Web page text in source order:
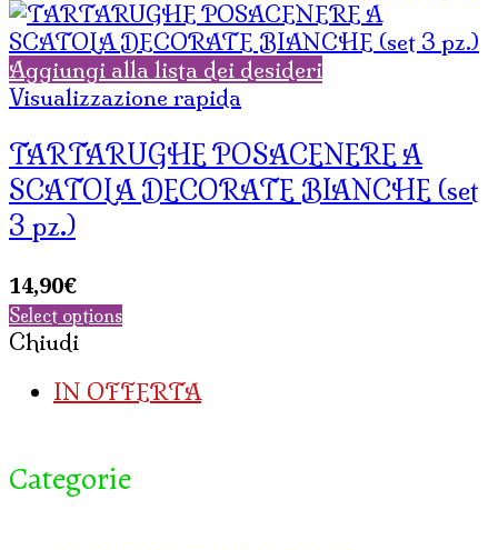
Aggiungi alla lista dei desideri
Visualizzazione rapida
TARTARUGHE POSACENERE A
SCATOLA DECORATE BIANCHE (set
3 pz.)
14,90€
Select options
Chiudi
IN OFFERTA
Categorie